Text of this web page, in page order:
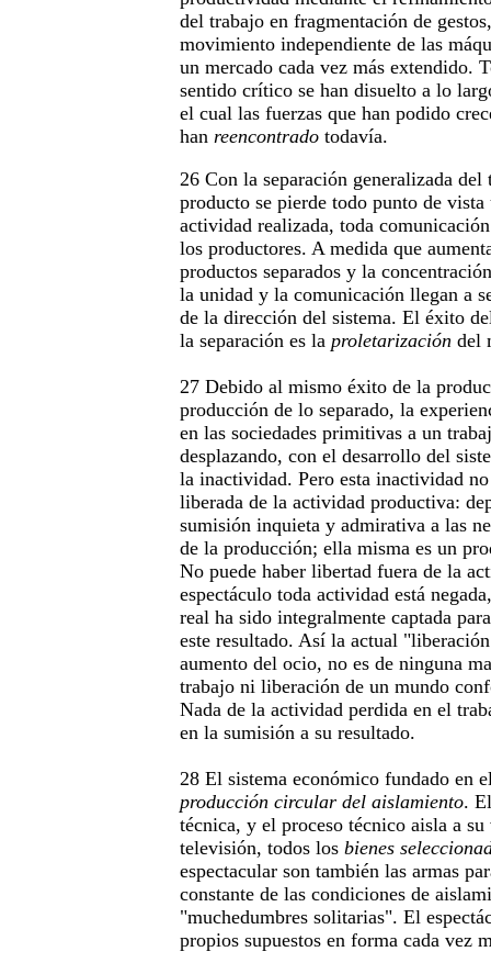
del trabajo en fragmentación de
movimiento independiente de las
un mercado cada vez más extendido.
sentido crítico se han disuelto a lo
el cual las fuerzas que han podido
han reencontrado todavía.
26 Con la separación generalizada del
producto se pierde todo punto de
actividad realizada, toda
los productores. A medida que
productos separados y la
la unidad y la comunicación llegan a
de la dirección del sistema. El éxito
la separación es la proletarización del
27 Debido al mismo éxito de la
producción de lo separado, la
en las sociedades primitivas a un
desplazando, con el desarrollo del
la inactividad. Pero esta inactividad
liberada de la actividad productiva:
sumisión inquieta y admirativa a las
de la producción; ella misma es un
No puede haber libertad fuera de la
espectáculo toda actividad está
real ha sido integralmente captada
este resultado. Así la actual
aumento del ocio, no es de ninguna
trabajo ni liberación de un mundo
Nada de la actividad perdida en el
en la sumisión a su resultado.
28 El sistema económico fundado en
producción circular del aislamiento.
técnica, y el proceso técnico aisla a
televisión, todos los bienes
espectacular son también las armas
constante de las condiciones de
"muchedumbres solitarias". El
propios supuestos en forma cada vez